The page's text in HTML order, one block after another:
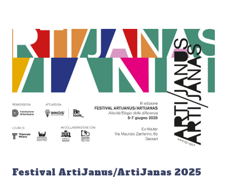
Festival ArtiJanus/ArtiJanas 2025